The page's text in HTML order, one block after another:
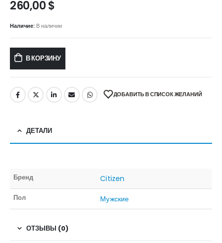
260,00$
Наличие: В наличии
В КОРЗИНУ
ДОБАВИТЬ В СПИСОК ЖЕЛАНИЙ
ДЕТАЛИ
Бренд Citizen
Пол Мужские
ОТЗЫВЫ (0)